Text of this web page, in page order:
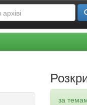
за